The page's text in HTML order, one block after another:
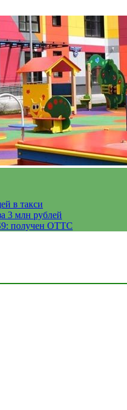
в такси
3 млн рублей
получен ОТТС